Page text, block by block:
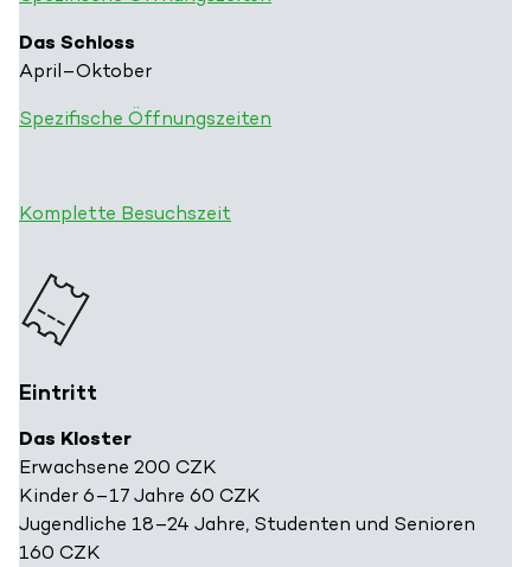
Das Schloss
April–Oktober
Spezifische Öffnungszeiten
Komplette Besuchszeit
Eintritt
Das Kloster
Erwachsene 200 CZK
Kinder 6–17 Jahre 60 CZK
Jugendliche 18–24 Jahre, Studenten und Senioren
160 CZK